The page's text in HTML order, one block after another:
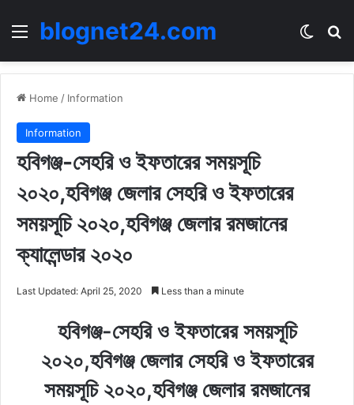
Menublognet24.com
Home / Information
Information
হবিগঞ্জ-সেহরি ও ইফতারের সময়সূচি
২০২০,হবিগঞ্জ জেলার সেহরি ও ইফতারের
সময়সূচি ২০২০,হবিগঞ্জ জেলার রমজানের
ক্যালেন্ডার ২০২০
Last Updated: April 25, 2020 Less than a minute
হবিগঞ্জ-সেহরি ও ইফতারের সময়সূচি
২০২০,হবিগঞ্জ জেলার সেহরি ও ইফতারের
সময়সূচি ২০২০,হবিগঞ্জ জেলার রমজানের